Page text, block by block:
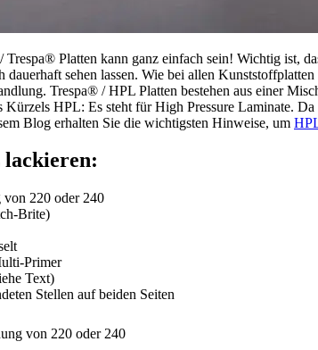
Platten kann ganz einfach sein! Wichtig ist,
sehen lassen. Wie bei allen
Trespa® / HPL Platten bestehen aus einer
HPL: Es steht für High Pressure Laminate.
Blog erhalten Sie die wichtigsten Hinweise, um
lackieren:
220 oder 240
Brite)
Primer
Text)
Stellen auf beiden Seiten
von 220 oder 240